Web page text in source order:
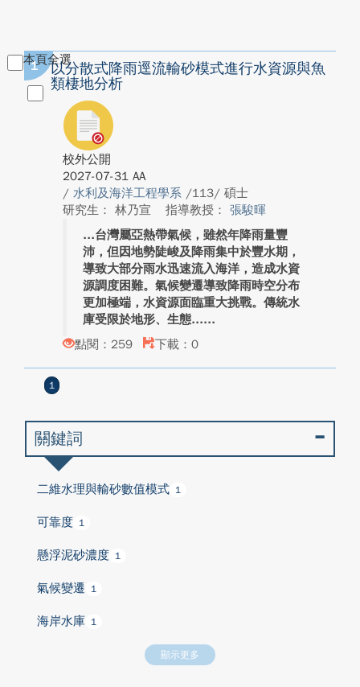
本頁全選
1
以分散式降雨逕流輸砂模式進行水資源與魚
類棲地分析
校外公開
2027-07-31 AA
/ 水利及海洋工程學系 /113/ 碩士
研究生： 林乃宣
指導教授： 張駿暉
台灣屬亞熱帶氣候，雖然年降雨量豐
沛，但因地勢陡峻及降雨集中於豐水期，
導致大部分雨水迅速流入海洋，造成水資
源調度困難。氣候變遷導致降雨時空分布
更加極端，水資源面臨重大挑戰。傳統水
庫受限於地形、生態...
點閱：259
下載：0
1
關鍵詞
二維水理與輸砂數值模式 1
可靠度 1
懸浮泥砂濃度 1
氣候變遷 1
海岸水庫 1
顯示更多